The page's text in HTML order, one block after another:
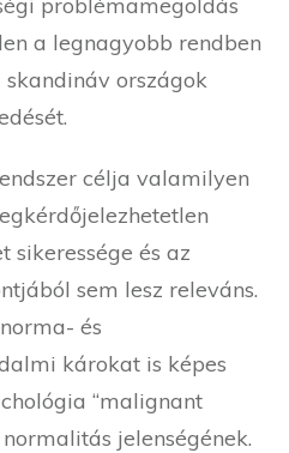
a legnagyobb rendben
országok
célja valamilyen
sikeressége és az
sem lesz releváns.
és
károkat is képes
“malignant
jelenségének.